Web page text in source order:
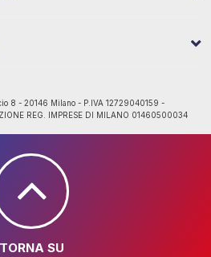
8 - 20146 Milano - P.IVA 12729040159 -
REG. IMPRESE DI MILANO 01460500034
TORNA SU